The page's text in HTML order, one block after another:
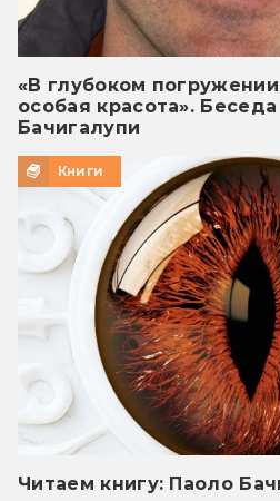
«В глубоком
особая красота».
Бачигалупи
Книги
Читаем книгу: Паоло